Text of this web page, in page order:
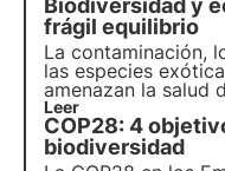
dedicó durante la
Plan 2011-2020
acuerdo.
Biodiversidad y
frágil equilibrio
La contaminación,
las especies
amenazan la salud
los hábitats en los
ONU para 2030
restauración. Pero
Leer
COP28: 4
biodiversidad